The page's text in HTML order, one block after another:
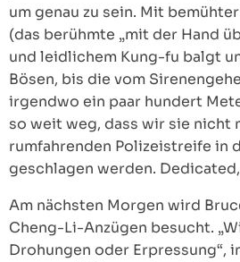
um genau zu sein. Mit
(das berühmte „mit der Hand
und leidlichem Kung-fu balgt
Bösen, bis die vom
irgendwo ein paar hundert
so weit weg, dass wir sie nicht
rumfahrenden Polizeistreife in
geschlagen werden.
Am nächsten Morgen wird
Cheng-Li-Anzügen besucht.
Drohungen oder Erpressung“,